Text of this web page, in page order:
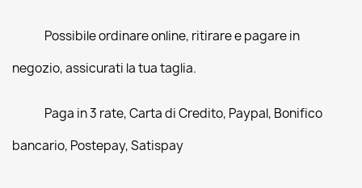
Possibile ordinare online, ritirare e pagare in
negozio, assicurati la tua taglia.
Paga in 3 rate, Carta di Credito, Paypal, Bonifico
bancario, Postepay, Satispay